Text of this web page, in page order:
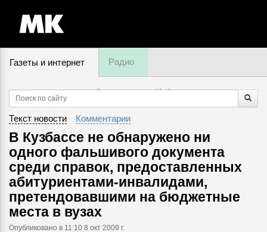
Газеты и интернет Радио
7 августа, четверг,03:42
Текст новости Комментарии
В Кузбассе не обнаружено ни
одного фальшивого документа
среди справок, предоставленных
абитуриентами-инвалидами,
претендовавшими на бюджетные
места в вузах
Опубликовано в 11:10 8 окт 2009 г.